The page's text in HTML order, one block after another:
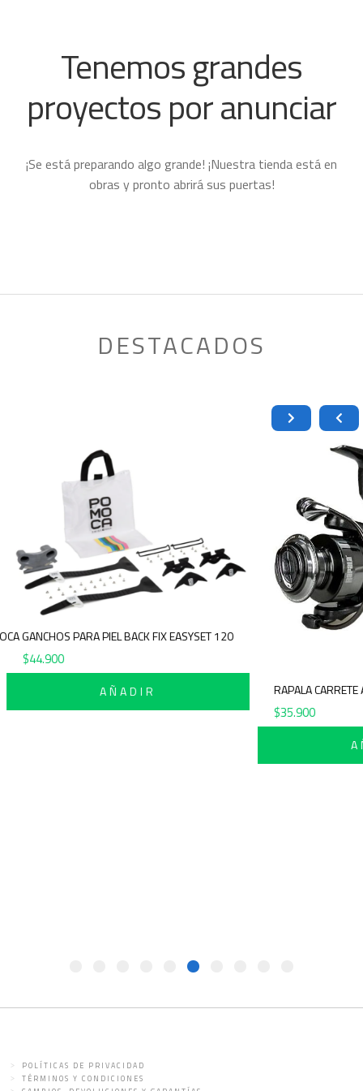
Tenemos grandes
proyectos por anunciar
¡Se está preparando algo grande! ¡Nuestra tienda está en
obras y pronto abrirá sus puertas!
DESTACADOS
POMOCA GANCHOS PARA PIEL BACK FIX EASYSET 120
POLÍTICAS DE PRIVACIDAD
TÉRMINOS Y CONDICIONES